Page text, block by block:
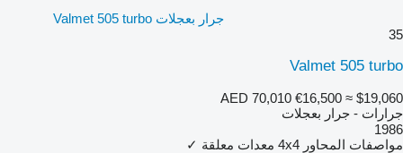
جرار بعجلات Valmet 505 turbo
35
Valmet 505 turbo
AED 70,010 €16,500 ≈ $19,060
جرارات - جرار بعجلات
1986
مواصفات المحاور 4x4 معدات معلقة ✓